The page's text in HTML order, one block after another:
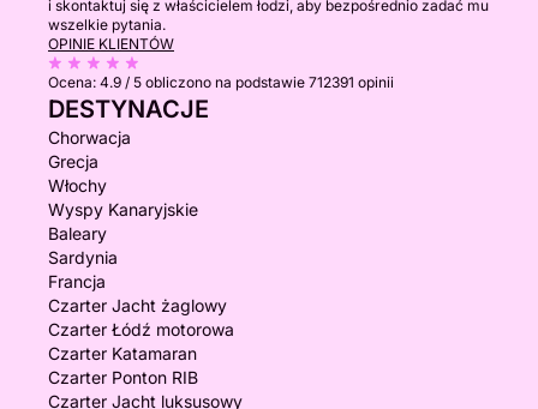
i skontaktuj się z właścicielem łodzi, aby bezpośrednio zadać mu
wszelkie pytania.
OPINIE KLIENTÓW
Ocena: 4.9 / 5 obliczono na podstawie 712391 opinii
DESTYNACJE
Chorwacja
Grecja
Włochy
Wyspy Kanaryjskie
Baleary
Sardynia
Francja
Czarter Jacht żaglowy
Czarter Łódź motorowa
Czarter Katamaran
Czarter Ponton RIB
Czarter Jacht luksusowy